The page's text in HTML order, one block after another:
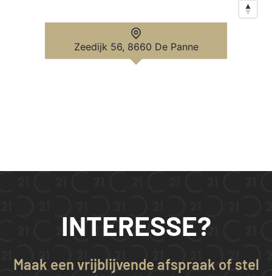
Zeedijk 56, 8660 De Panne
INTERESSE?
Maak een vrijblijvende afspraak of stel